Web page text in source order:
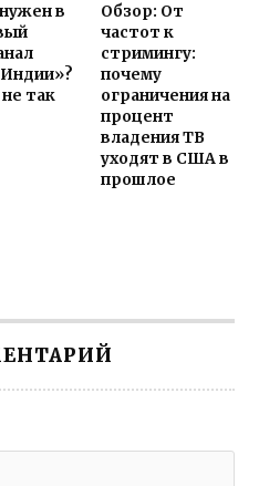
в
так
Обзор: От
частот к
стримингу:
почему
ограничения на
процент
владения ТВ
уходят в США в
прошлое